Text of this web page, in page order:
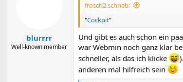
blurrrr
Well-known member
frosch2 schrieb:
"Cockpit"
Und gibt es auch schon ein
war Webmin noch ganz klar
schneller, als das ich klicke
anderen mal hilfreich sein